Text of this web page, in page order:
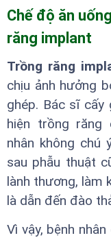
Chế độ ăn
răng implant
Trồng răng
chịu ảnh hưởng
ghép. Bác sĩ cấy
hiện trồng răng
nhân không chú
sau phẫu thuật
lành thương, làm
là dẫn đến đào
Vì vậy, bệnh